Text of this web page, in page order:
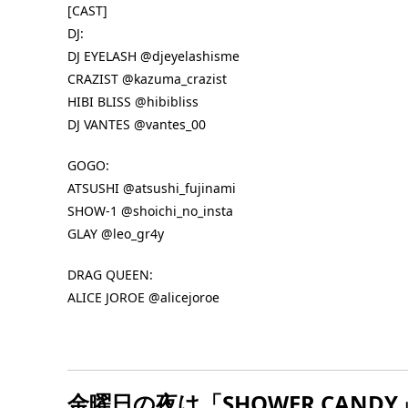
[CAST]
DJ:
DJ EYELASH @djeyelashisme
CRAZIST @kazuma_crazist
HIBI BLISS @hibibliss
DJ VANTES @vantes_00
GOGO:
ATSUSHI @atsushi_fujinami
SHOW-1 @shoichi_no_insta
GLAY @leo_gr4y
DRAG QUEEN:
ALICE JOROE @alicejoroe
ンム
ONLY（20歳以
前売り(お好き
)】 ●ピースチケ
金） ボトルチャージ¥1,500 鏡月ボトル
[…] ...